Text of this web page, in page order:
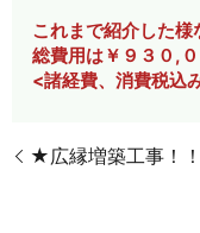
これまで紹介した
総費用は￥９３０,０
<諸経費、消費税込
★広縁増築工事！！